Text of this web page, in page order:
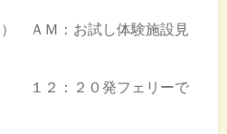
） ＡＭ：お試し体験施設見
発フェリーで